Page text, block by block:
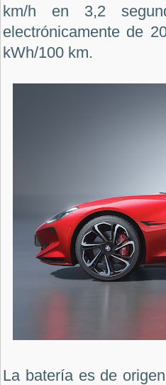
km/h en 3,2
electrónicamente de
kWh/100 km.
La batería es de